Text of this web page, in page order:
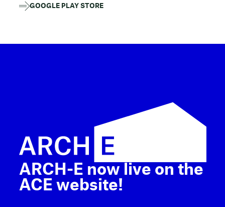
GOOGLE PLAY STORE
ARCH-E now live on the
ACE website!